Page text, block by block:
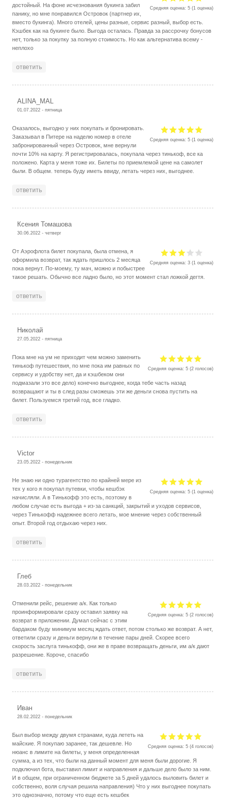
Средняя оценка:5 (1 оценка)
достойный. На фоне исчезнования букинга забил
панику, но мне понравился Островок (партнер их,
вместо букинга). Много отелей, цены разные, сервис разный, выбор есть.
Кэшбек как на букинге было. Выгода осталась. Правда за рассрочку бонусов
нет, только за покупку за полную стоимость. Но как альтернатива всему -
неплохо
ответить
ALINA_MAL
01.07.2022 - пятница
Средняя оценка:5 (1 оценка)
Оказалось, выгодно у них покупать и бронировать.
Заказывал в Питере на наделю номер в отеле
забронированный через Островок, мне вернули
почти 10% на карту. Я регистрировалась, покупала через тинькоф, все ка
положено. Карта у меня тоже их. Билеты по приемлемой цене на самолет
были. В общем. теперь буду иметь ввиду, летать через них, выгоднее.
ответить
Ксения Томашова
30.06.2022 - четверг
Средняя оценка:3 (1 оценка)
От Аэрофлота билет покупала, была отмена, я
оформила возврат, так ждать пришлось 2 месяца
пока вернут. По-моему, ту мач, можно и побыстрее
такое решать. Обычно все ладно было, но этот момент стал ложкой дегтя.
ответить
Николай
27.05.2022 - пятница
Средняя оценка:5 (2 голосов)
Пока мне на ум не приходит чем можно заменить
тинькоф путешествия, по мне пока им равных по
сервису и удобству нет, да и кэшбеком они
подмазали это все дело) конечно выгоднее, когда тебе часть назад
возвращают и ты в след разы сможешь эти же деньги снова пустить на
билет. Пользуемся третий год, все гладко.
ответить
Victor
23.05.2022 - понедельник
Средняя оценка:5 (1 оценка)
Не знаю ни одно турагентство по крайней мере из
тех у кого я покупал путевки, чтобы кешбэк
начисляли. А в Тинькофф это есть, поэтому в
любом случае есть выгода + из-за санкций, закрытий и уходов сервисов,
через Тинькофф надежнее всего летать, мое мнение через собственный
опыт. Второй год отдыхаю через них.
ответить
Глеб
28.03.2022 - понедельник
Средняя оценка:5 (2 голосов)
Отменили рейс, решение а/к. Как только
проинформировали сразу оставил заявку на
возврат в приложении. Думал сейчас с этим
бардаком буду минимум месяц ждать ответ, потом столько же возврат. А нет,
ответили сразу и деньги вернули в течение пары дней. Скорее всего
скорость заслуга тинькофф, они же в праве возвращать деньги, им а/к дают
разрешение. Короче, спасибо
ответить
Иван
28.02.2022 - понедельник
Средняя оценка:5 (4 голосов)
Был выбор между двумя странами, куда лететь на
майские. Я покупаю заранее, так дешевле. Но
нюанс в лимите на билеты, у меня определенная
сумма, а из тех, что были на данный момент для меня были дорогие. Я
подключил бота, выставил лимит и направления и дальше дело было за ним.
И в общем, при ограниченном бюджете за 5 дней удалось выловить билет и
собственно, воля случая решила направления) Что у них выгоднее покупать
это однозначно, потому что еще есть кешбек